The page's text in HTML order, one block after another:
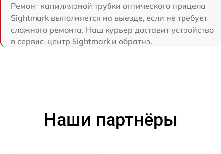
Ремонт капиллярной трубки оптического прицела
Sightmark выполняется на выезде, если не требует
сложного ремонта. Наш курьер доставит устройство
в сервис-центр Sightmark и обратно.
Наши партнёры